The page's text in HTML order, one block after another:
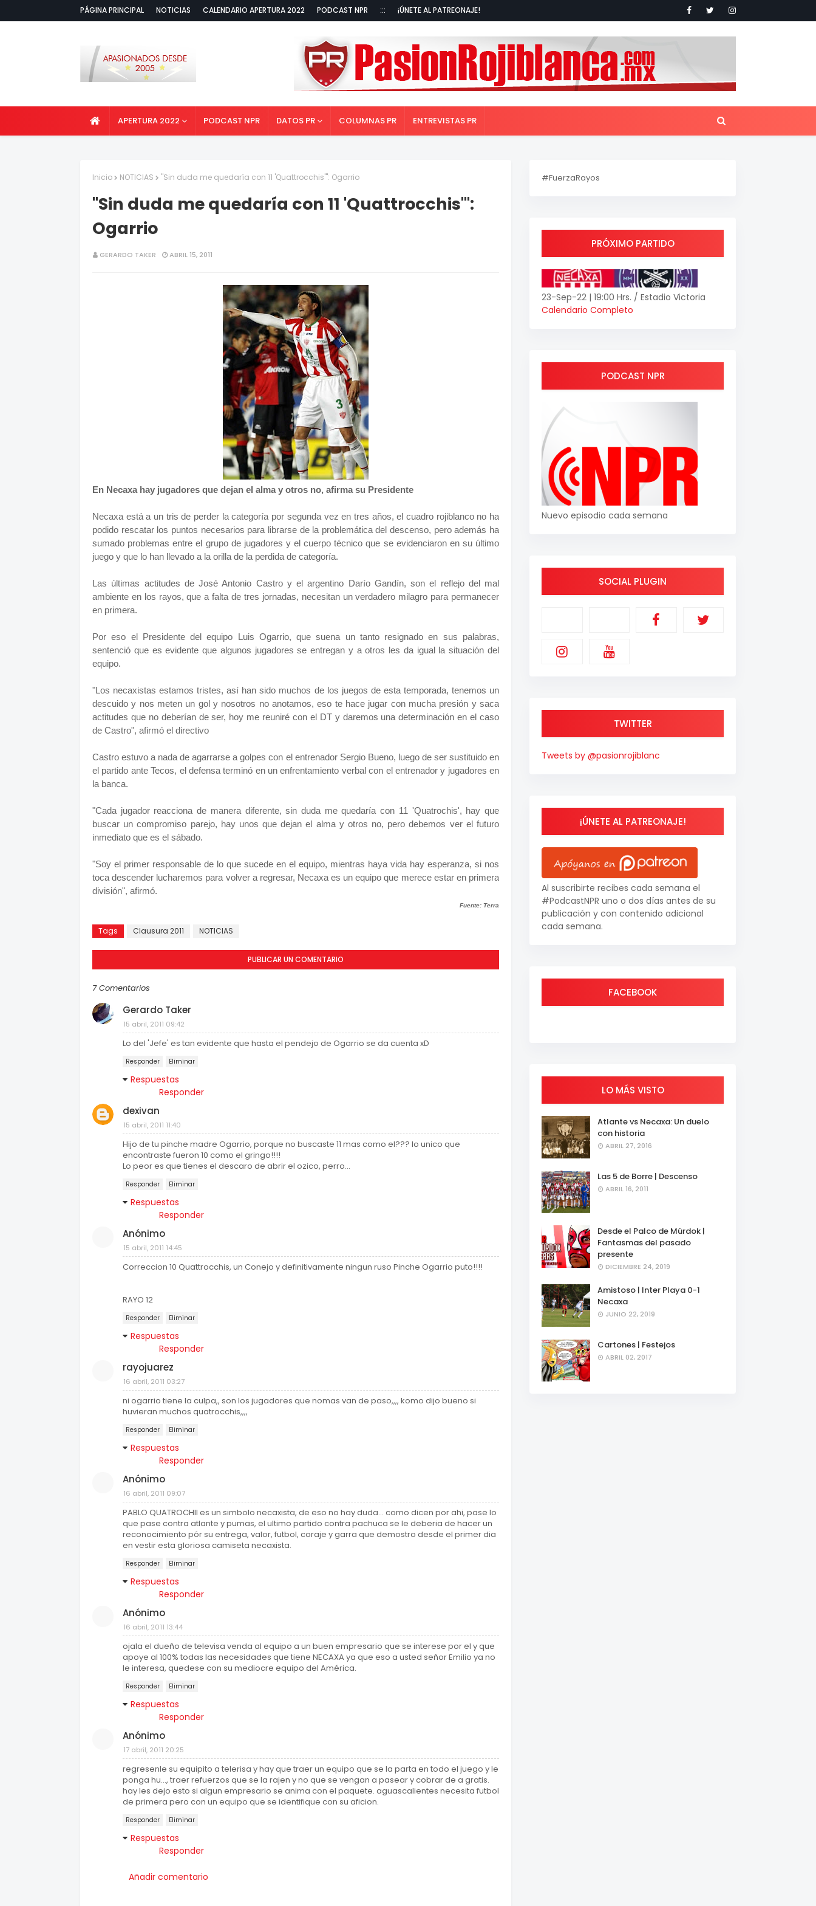
PÁGINA PRINCIPAL NOTICIAS CALENDARIO APERTURA 2022 PODCAST NPR ::: ¡ÚNETE AL PATREONAJE!
APERTURA 2022 PODCAST NPR DATOS PR COLUMNAS PR ENTREVISTAS PR
Inicio NOTICIAS "Sin duda me quedaría con 11 'Quattrocchis'": Ogarrio
"Sin duda me quedaría con 11 'Quattrocchis'":
Ogarrio
GERARDO TAKER ABRIL 15, 2011
En Necaxa hay jugadores que dejan el alma y otros no, afirma su Presidente
Necaxa está a un tris de perder la categoría por segunda vez en tres años, el cuadro rojiblanco no ha
podido rescatar los puntos necesarios para librarse de la problemática del descenso, pero además ha
sumado problemas entre el grupo de jugadores y el cuerpo técnico que se evidenciaron en su último
juego y que lo han llevado a la orilla de la perdida de categoría.
Las últimas actitudes de José Antonio Castro y el argentino Darío Gandín, son el reflejo del mal
ambiente en los rayos, que a falta de tres jornadas, necesitan un verdadero milagro para permanecer
en primera.
Por eso el Presidente del equipo Luis Ogarrio, que suena un tanto resignado en sus palabras,
sentenció que es evidente que algunos jugadores se entregan y a otros les da igual la situación del
equipo.
"Los necaxistas estamos tristes, así han sido muchos de los juegos de esta temporada, tenemos un
descuido y nos meten un gol y nosotros no anotamos, eso te hace jugar con mucha presión y saca
actitudes que no deberían de ser, hoy me reuniré con el DT y daremos una determinación en el caso
de Castro", afirmó el directivo
Castro estuvo a nada de agarrarse a golpes con el entrenador Sergio Bueno, luego de ser sustituido en
el partido ante Tecos, el defensa terminó en un enfrentamiento verbal con el entrenador y jugadores en
la banca.
"Cada jugador reacciona de manera diferente, sin duda me quedaría con 11 'Quatrochis', hay que
buscar un compromiso parejo, hay unos que dejan el alma y otros no, pero debemos ver el futuro
inmediato que es el sábado.
"Soy el primer responsable de lo que sucede en el equipo, mientras haya vida hay esperanza, si nos
toca descender lucharemos para volver a regresar, Necaxa es un equipo que merece estar en primera
división", afirmó.
Fuente: Terra
Tags Clausura 2011 NOTICIAS
PUBLICAR UN COMENTARIO
7 Comentarios
Gerardo Taker
15 abril, 2011 09:42
Lo del 'Jefe' es tan evidente que hasta el pendejo de Ogarrio se da cuenta xD
Responder Eliminar
Respuestas
Responder
dexivan
15 abril, 2011 11:40
Hijo de tu pinche madre Ogarrio, porque no buscaste 11 mas como el??? lo unico que
encontraste fueron 10 como el gringo!!!!
Lo peor es que tienes el descaro de abrir el ozico, perro...
Responder Eliminar
Respuestas
Responder
Anónimo
15 abril, 2011 14:45
Correccion 10 Quattrocchis, un Conejo y definitivamente ningun ruso Pinche Ogarrio puto!!!!
RAYO 12
Responder Eliminar
Respuestas
Responder
rayojuarez
16 abril, 2011 03:27
ni ogarrio tiene la culpa,, son los jugadores que nomas van de paso,,,, komo dijo bueno si
huvieran muchos quatrocchis,,,,
Responder Eliminar
Respuestas
Responder
Anónimo
16 abril, 2011 09:07
PABLO QUATROCHII es un simbolo necaxista, de eso no hay duda... como dicen por ahi, pase lo
que pase contra atlante y pumas, el ultimo partido contra pachuca se le deberia de hacer un
reconocimiento pór su entrega, valor, futbol, coraje y garra que demostro desde el primer dia
en vestir esta gloriosa camiseta necaxista.
Responder Eliminar
Respuestas
Responder
Anónimo
16 abril, 2011 13:44
ojala el dueño de televisa venda al equipo a un buen empresario que se interese por el y que
apoye al 100% todas las necesidades que tiene NECAXA ya que eso a usted señor Emilio ya no
le interesa, quedese con su mediocre equipo del América.
Responder Eliminar
Respuestas
Responder
Anónimo
17 abril, 2011 20:25
regresenle su equipito a telerisa y hay que traer un equipo que se la parta en todo el juego y le
ponga hu..., traer refuerzos que se la rajen y no que se vengan a pasear y cobrar de a gratis.
hay les dejo esto si algun empresario se anima con el paquete. aguascalientes necesita futbol
de primera pero con un equipo que se identifique con su aficion.
Responder Eliminar
Respuestas
Responder
Añadir comentario
#FuerzaRayos
PRÓXIMO PARTIDO
23-Sep-22 | 19:00 Hrs. / Estadio Victoria
Calendario Completo
PODCAST NPR
Nuevo episodio cada semana
SOCIAL PLUGIN
TWITTER
Tweets by @pasionrojiblanc
¡ÚNETE AL PATREONAJE!
Al suscribirte recibes cada semana el
#PodcastNPR uno o dos días antes de su
publicación y con contenido adicional
cada semana.
FACEBOOK
LO MÁS VISTO
Atlante vs Necaxa: Un duelo
con historia
ABRIL 27, 2016
Las 5 de Borre | Descenso
ABRIL 16, 2011
Desde el Palco de Mürdok |
Fantasmas del pasado
presente
DICIEMBRE 24, 2019
Amistoso | Inter Playa 0-1
Necaxa
JUNIO 22, 2019
Cartones | Festejos
ABRIL 02, 2017